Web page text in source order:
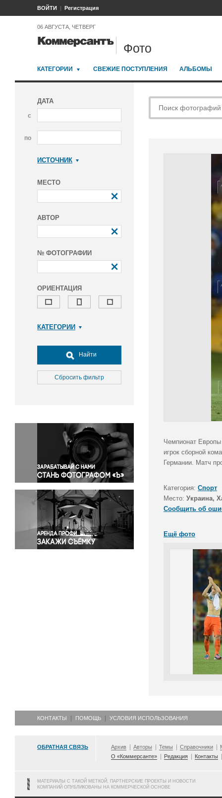
ВОЙТИ Регистрация
06 АВГУСТА, ЧЕТВЕРГ
Фото
КАТЕГОРИИ СВЕЖИЕ ПОСТУПЛЕНИЯ АЛЬБОМЫ
ДАТА
с
по
ИСТОЧНИК
МЕСТО
АВТОР
№ ФОТОГРАФИИ
ОРИЕНТАЦИЯ
КАТЕГОРИИ
Досуг, туризм и отдых
Культура
Медицина
Окружающая среда
Политика
Правосудие
Происшествия и конфликты
Религия
Светская жизнь
Спорт
Экология
Экономика и бизнес
Найти
Сбросить фильтр
Чемпионат
игрок сборной
Германии. Матч
Категория: Спорт
Место: Украина,
Сообщить об
Ещё фото
КОНТАКТЫ ПОМОЩЬ УСЛОВИЯ ИСПОЛЬЗОВАНИЯ
ОБРАТНАЯ СВЯЗЬ Архив Авторы Темы Справочники
О «Коммерсанте»
Редакция Контакты
МАТЕРИАЛЫ С ТАКОЙ МЕТКОЙ, ПАРТНЕРСКИЕ ПРОЕКТЫ И НОВОСТИ
КОМПАНИЙ ОПУБЛИКОВАНЫ НА КОММЕРЧЕСКОЙ ОСНОВЕ